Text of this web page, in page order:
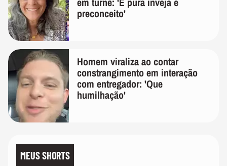
preconceito'
Homem viraliza ao contar
constrangimento em interação
com entregador: 'Que
humilhação'
MEUS SHORTS